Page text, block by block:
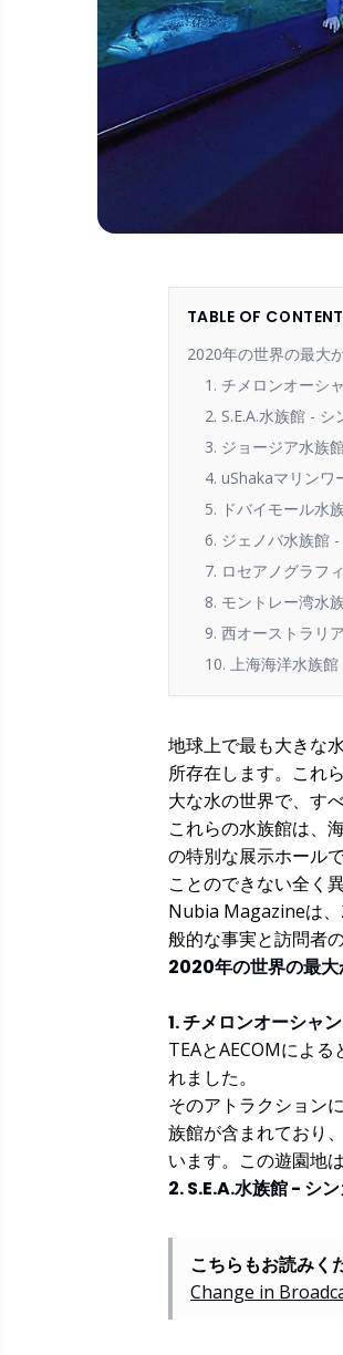
TABLE OF
2020年の世界の最大
1. チメロンオーシ
2. S.E.A.水族館 - シ
3. ジョージア水族
4. uShakaマリンワ
5. ドバイモール水
6. ジェノバ水族館
7. ロセアノグラフ
8. モントレー湾水
9. 西オーストラリ
10. 上海海洋水族館
地球上で最も大きな
所存在します。これ
大な水の世界で、す
これらの水族館は、
の特別な展示ホール
ことのできない全く
Nubia Magazineは、
般的な事実と訪問者
2020年の世界の最大
1. チメロンオーシャ
TEAとAECOMによ
れました。
そのアトラクション
族館が含まれており
います。この遊園地
2. S.E.A.水族館 - シ
こちらもお読みく
Change in